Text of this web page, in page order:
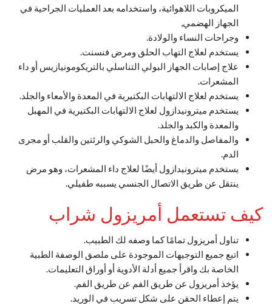
الميكروبات اللاهوائية، واستخدامه بعد العمليات الجراحية في
الجهاز الهضمي,
وجراحات النساء والولادة.
يستخدم لعلاج التهاب الحلق ومرض فنسنت.
علاج إصابات الجهاز البولي التناسلي بالتريكومونيازيس أو داء
المشعرات.
يستخدم لعلاج الالتهابات البكتيرية في المعدة والأمعاء والجلد.
يستخدم ميترونيدازول لعلاج الالتهابات البكتيرية في المهبل
والمعدة والكبد والجلد.
والمفاصل والدماغ والحبل الشوكي والرئتين والقلب أو مجرى
الدم.
يستخدم ميترونيدازول أيضًا لعلاج داء المشعرات، وهو مرض
ينتقل عن طريق الاتصال الجنسي يسببه طفيلي.
كيف تستعمل أمريزول شراب
تناول أمريزول تمامًا كما وصفه لك الطبيب.
اتبع جميع التوجيهات الموجودة على ملصق الوصفة الطبية
الخاصة بك واقرأ جميع أدلة الأدوية أو أوراق التعليمات.
يؤخذ أمريزول عن طريق الفم عن طريق الفم.
يتم إعطاء الحقن على شكل تسريب في الوريد.